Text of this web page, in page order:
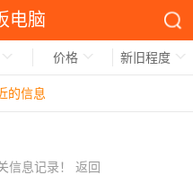
电脑
价格 新旧程度
的信息
信息记录！ 返回